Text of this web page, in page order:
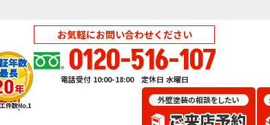
お気軽にお問い合わせください
0120-516-107
電話受付 10:00-18:00 定休日 水曜日